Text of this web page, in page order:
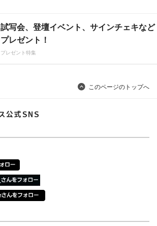
試写会、登壇イベント、サインチェキなど
プレゼント！
プレゼント特集
このページのトップへ